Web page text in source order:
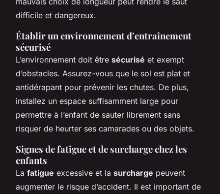
difficile et dangereux.
Établir un environnement d’entraînement
sécurisé
L’environnement doit être sécurisé et exempt
d’obstacles. Assurez-vous que le sol est plat et
antidérapant pour prévenir les chutes. De plus,
installez un espace suffisamment large pour
permettre à l’enfant de sauter librement sans
risquer de heurter ses camarades ou des objets.
Signes de fatigue et de surcharge chez les
enfants
La fatigue excessive et la surcharge peuvent
augmenter le risque d’accident. Il est important de